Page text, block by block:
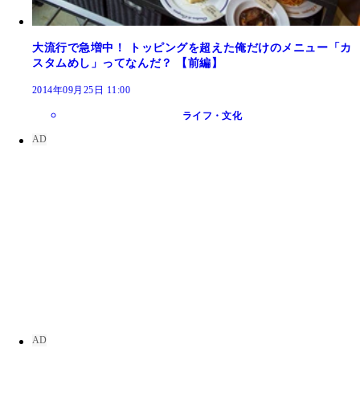
大流行で急増中！ トッピングを超えた俺だけのメニュー「カ
スタムめし」ってなんだ？ 【前編】
2014年09月25日 11:00
ライフ・文化